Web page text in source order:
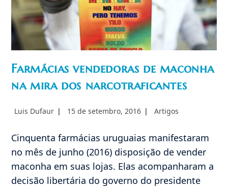
Farmácias vendedoras de maconha
na mira dos narcotraficantes
Autor
Luis Dufaur
Post
15 de setembro, 2016
Categoria
Artigos
Cinquenta farmácias uruguaias manifestaram
no mês de junho (2016) disposição de vender
maconha em suas lojas. Elas acompanharam a
decisão libertária do governo do presidente